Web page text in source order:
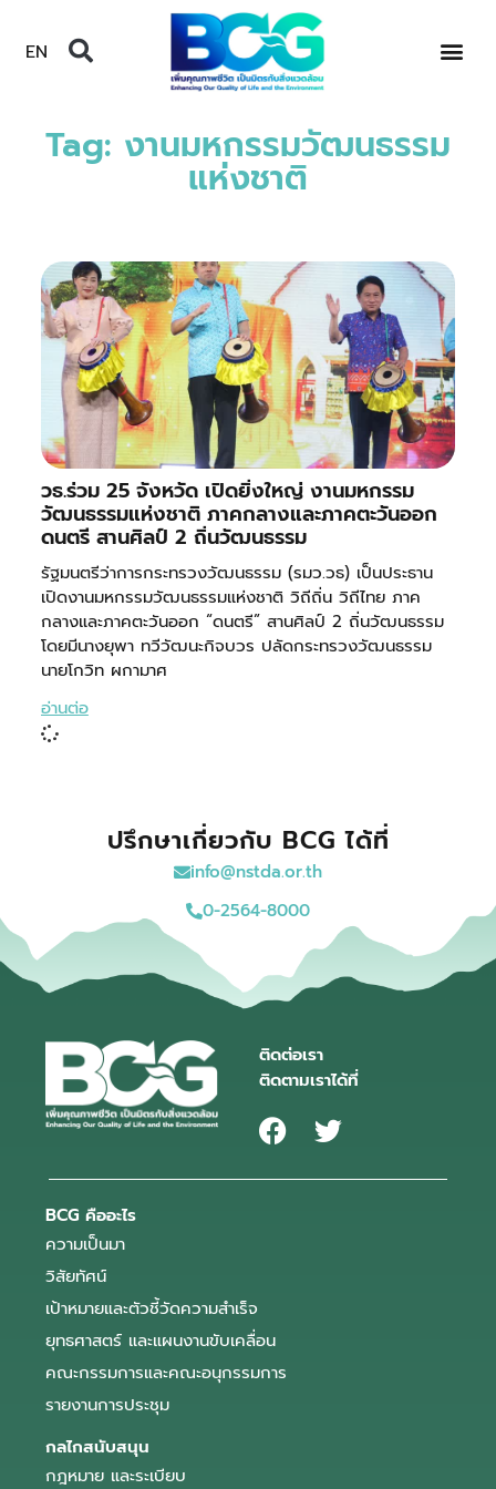
EN
Tag: งานมหกรรมวัฒนธรรม
แห่งชาติ
วธ.ร่วม 25 จังหวัด เปิดยิ่งใหญ่ งานมหกรรม
วัฒนธรรมแห่งชาติ ภาคกลางและภาคตะวันออก
ดนตรี สานศิลป์ 2 ถิ่นวัฒนธรรม
รัฐมนตรีว่าการกระทรวงวัฒนธรรม (รมว.วธ) เป็นประธาน
เปิดงานมหกรรมวัฒนธรรมแห่งชาติ วิถีถิ่น วิถีไทย ภาค
กลางและภาคตะวันออก “ดนตรี” สานศิลป์ 2 ถิ่นวัฒนธรรม
โดยมีนางยุพา ทวีวัฒนะกิจบวร ปลัดกระทรวงวัฒนธรรม
นายโกวิท ผกามาศ
อ่านต่อ
ปรึกษาเกี่ยวกับ BCG ได้ที่
info@nstda.or.th
0-2564-8000
ติดต่อเรา
ติดตามเราได้ที่
BCG คืออะไร
ความเป็นมา
วิสัยทัศน์
เป้าหมายและตัวชี้วัดความสำเร็จ
ยุทธศาสตร์ และแผนงานขับเคลื่อน
คณะกรรมการและคณะอนุกรรมการ
รายงานการประชุม
กลไกสนับสนุน
กฎหมาย และระเบียบ